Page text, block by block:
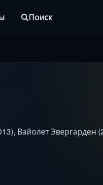
Поиск
Вайолет Эвергарден